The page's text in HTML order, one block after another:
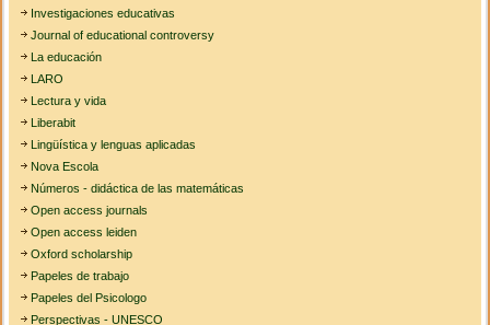
Investigaciones educativas
Journal of educational controversy
La educación
LARO
Lectura y vida
Liberabit
Lingüística y lenguas aplicadas
Nova Escola
Números - didáctica de las matemáticas
Open access journals
Open access leiden
Oxford scholarship
Papeles de trabajo
Papeles del Psicologo
Perspectivas - UNESCO